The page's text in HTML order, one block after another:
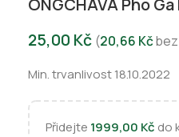
ONGCHAVA Pho
25,00 Kč (20,66 Kčbez
Min. trvanlivost 18.10.2022
Přidejte 1999,00 Kč do